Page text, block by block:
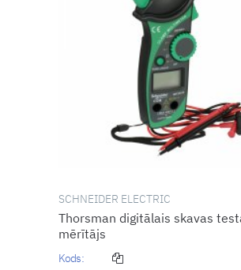
SCHNEIDER ELECTRIC
Thorsman digitālais skavas
mērītājs
Kods: